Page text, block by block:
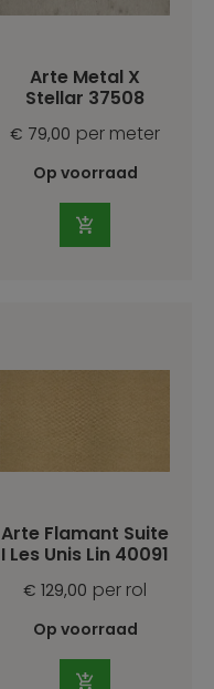
Arte Metal X
Stellar 37508
€ 79,00 per meter
Op voorraad
Arte Flamant Suite
I Les Unis Lin 40091
€ 129,00 per rol
Op voorraad